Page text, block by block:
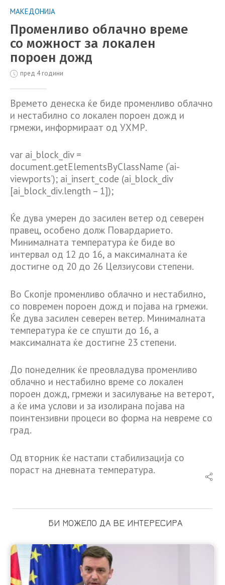
МАКЕДОНИЈА
Променливо облачно време
со можност за локален
пороен дожд
пред 4 години
Времето денеска ќе биде прoменливо облачно
и нестабилно со локален пороен дожд и
грмежи, информираат од УХМР.
var ai_block_div =
document.getElementsByClassName (‘ai-
viewports’); ai_insert_code (ai_block_div
[ai_block_div.length – 1]);
Ќе дува умерен до засилен ветер од северен
правец, особено долж Повардарието.
Минималната температура ќе биде во
интервал од 12 до 16, а максималната ќе
достигне од 20 до 26 Целзиусови степени.
Во Скопје променливо облачно и нестабилно,
со повремен пороен дожд и појава на грмежи.
Ќе дува засилен северен ветер. Минималната
температура ќе се спушти до 16, а
максималната ќе достигне 23 степени.
До понеделник ќе преовладува променливо
облачно и нестабилно време со локален
пороен дожд, грмежи и засилување на ветерот,
а ќе има услови и за изолирана појава на
поинтензивни процеси во форма на невреме со
град.
Од вторник ќе настапи стабилизација со
пораст на дневната температура.
БИ МОЖЕЛО ДА ВЕ ИНТЕРЕСИРА